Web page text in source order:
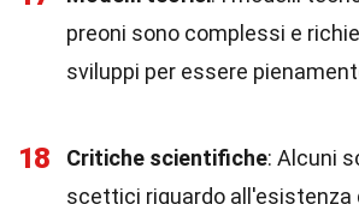
preoni sono complessi e
sviluppi per essere
18 Critiche scientifiche: Alcuni
scettici riguardo all'esistenza